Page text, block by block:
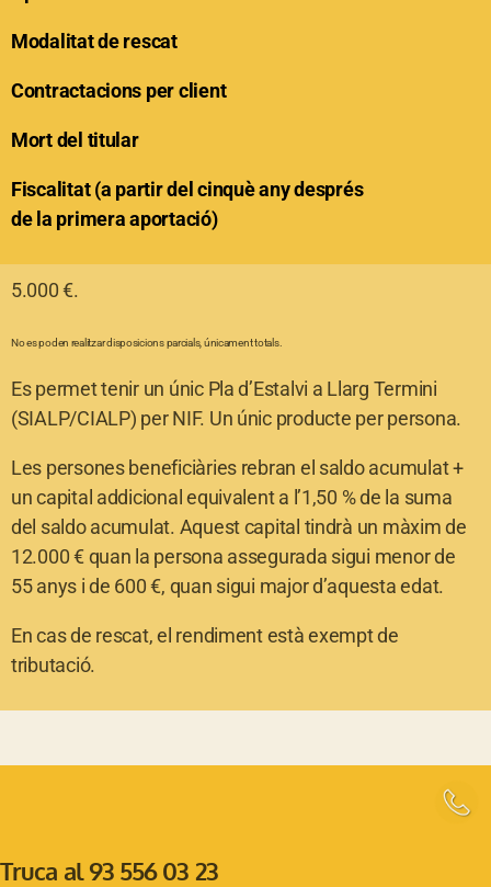
Modalitat de rescat
Contractacions per client
Mort del titular
Fiscalitat (a partir del cinquè any després
de la primera aportació)
5.000 €.
No es poden realitzar disposicions parcials, únicament totals.
Es permet tenir un únic Pla d’Estalvi a Llarg Termini
(SIALP/CIALP) per NIF. Un únic producte per persona.
Les persones beneficiàries rebran el saldo acumulat +
un capital addicional equivalent a l’1,50 % de la suma
del saldo acumulat. Aquest capital tindrà un màxim de
12.000 € quan la persona assegurada sigui menor de
55 anys i de 600 €, quan sigui major d’aquesta edat.
En cas de rescat, el rendiment està exempt de
tributació.
Truca al 93 556 03 23